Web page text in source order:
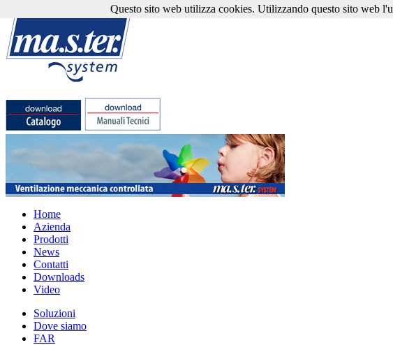
Home
Azienda
Prodotti
News
Contatti
Downloads
Video
Soluzioni
Dove siamo
FAR
Questo sito web utilizza cookies. Utilizzando questo sito web